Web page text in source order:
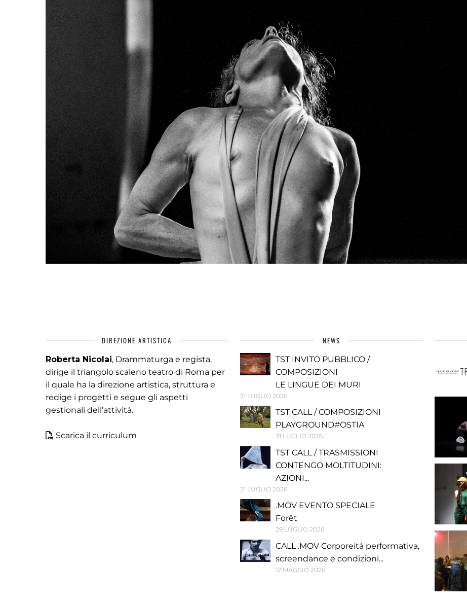
DIREZIONE ARTISTICA
Roberta Nicolai, Drammaturga e regista,
dirige il triangolo scaleno teatro di Roma per
il quale ha la direzione artistica, struttura e
redige i progetti e segue gli aspetti
gestionali dell’attività.
Scarica il curriculum
NEWS
TST INVITO PUBBLICO /
COMPOSIZIONI
LE LINGUE DEI MURI
31 LUGLIO 2026
TST CALL / COMPOSIZIONI
PLAYGROUND#OSTIA
31 LUGLIO 2026
TST CALL / TRASMISSIONI
CONTENGO MOLTITUDINI:
AZIONI...
31 LUGLIO 2026
.MOV EVENTO SPECIALE
Forêt
29 LUGLIO 2026
CALL .MOV Corporeità performativa,
screendance e condizioni...
12 MAGGIO 2026